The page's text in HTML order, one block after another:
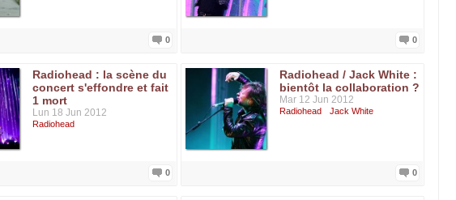
0 0
Radiohead : la scène du
concert s'effondre et fait
1 mort
Lun 18 Jun 2012
Radiohead
0
Radiohead / Jack White :
bientôt la collaboration ?
Mar 12 Jun 2012
Radiohead Jack White
0